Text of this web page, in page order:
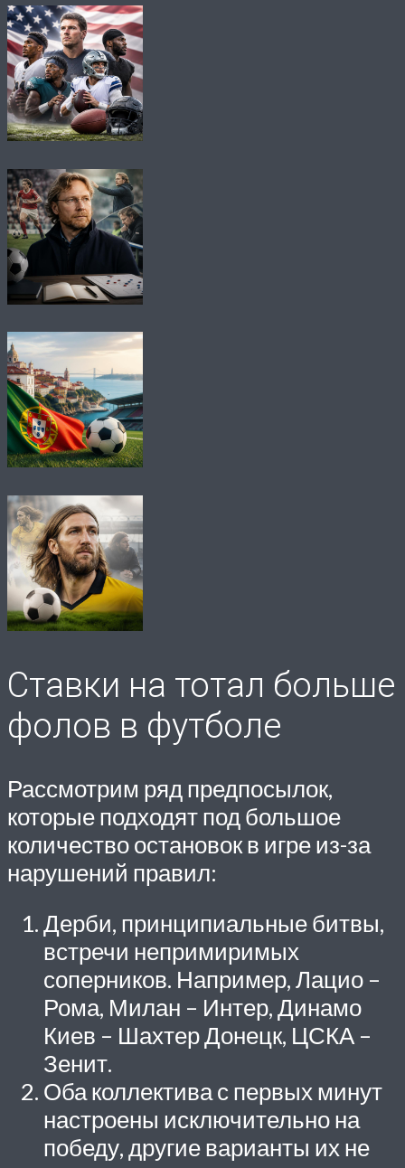
Ставки на тотал больше
фолов в футболе
Рассмотрим ряд предпосылок,
которые подходят под большое
количество остановок в игре из-за
нарушений правил:
Дерби, принципиальные битвы,
встречи непримиримых
соперников. Например, Лацио –
Рома, Милан – Интер, Динамо
Киев – Шахтер Донецк, ЦСКА –
Зенит.
Оба коллектива с первых минут
настроены исключительно на
победу, другие варианты их не